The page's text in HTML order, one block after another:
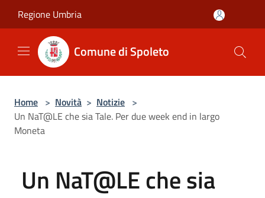
Regione Umbria
Comune di Spoleto
Home > Novità > Notizie >
Un NaT@LE che sia Tale. Per due week end in largo
Moneta
Un NaT@LE che sia